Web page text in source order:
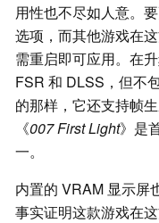
用性也不尽如人意。
选项，而其他游戏在
需重启即可应用。在
FSR 和 DLSS，但不
的那样，它还支持帧
《007 First Light》是
一。
内置的 VRAM 显示屏
事实证明这款游戏在